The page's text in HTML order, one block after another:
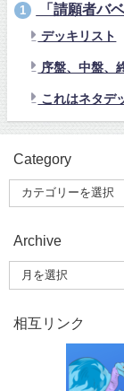
1 「請願者バ
デッキリスト
序盤、中盤、
これはネタデ
Category
Archive
相互リンク